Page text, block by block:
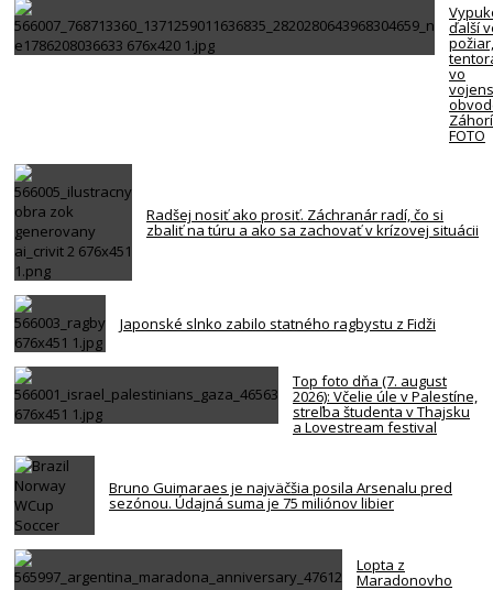
ďalší
požiar,
vo
FOTO
Radšej nosiť ako prosiť. Záchranár radí, čo si
zbaliť na túru a ako sa zachovať v krízovej situácii
Japonské slnko zabilo statného ragbystu z Fidži
Top foto dňa (7. august
2026): Včelie úle v Palestíne,
streľba študenta v Thajsku
a Lovestream festival
Bruno Guimaraes je najväčšia posila Arsenalu pred
sezónou. Údajná suma je 75 miliónov libier
Lopta z
Maradonovho